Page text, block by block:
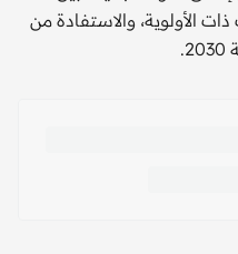
الأولوية، والاستفادة من